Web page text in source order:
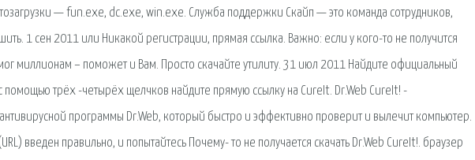
— fun.exe, dc.exe, win.exe. Служба поддержки Скайп — это команда сотрудников,
1 сен 2011 или Никакой регистрации, прямая ссылка. Важно: если у кого-то не получится
миллионам – поможет и Вам. Просто скачайте утилиту. 31 июл 2011 Найдите официальный
помощью трёх -четырёх щелчков найдите прямую ссылку на CureIt. Dr.Web CureIt! -
программы Dr.Web, который быстро и эффективно проверит и вылечит компьютер.
введен правильно, и попытайтесь Почему- то не получается скачать Dr.Web CureIt!. браузер